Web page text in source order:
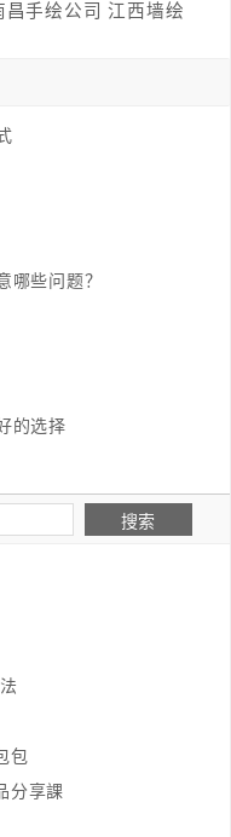
昌手绘公司 江西墙绘
哪些问题？
的选择
包
分享課